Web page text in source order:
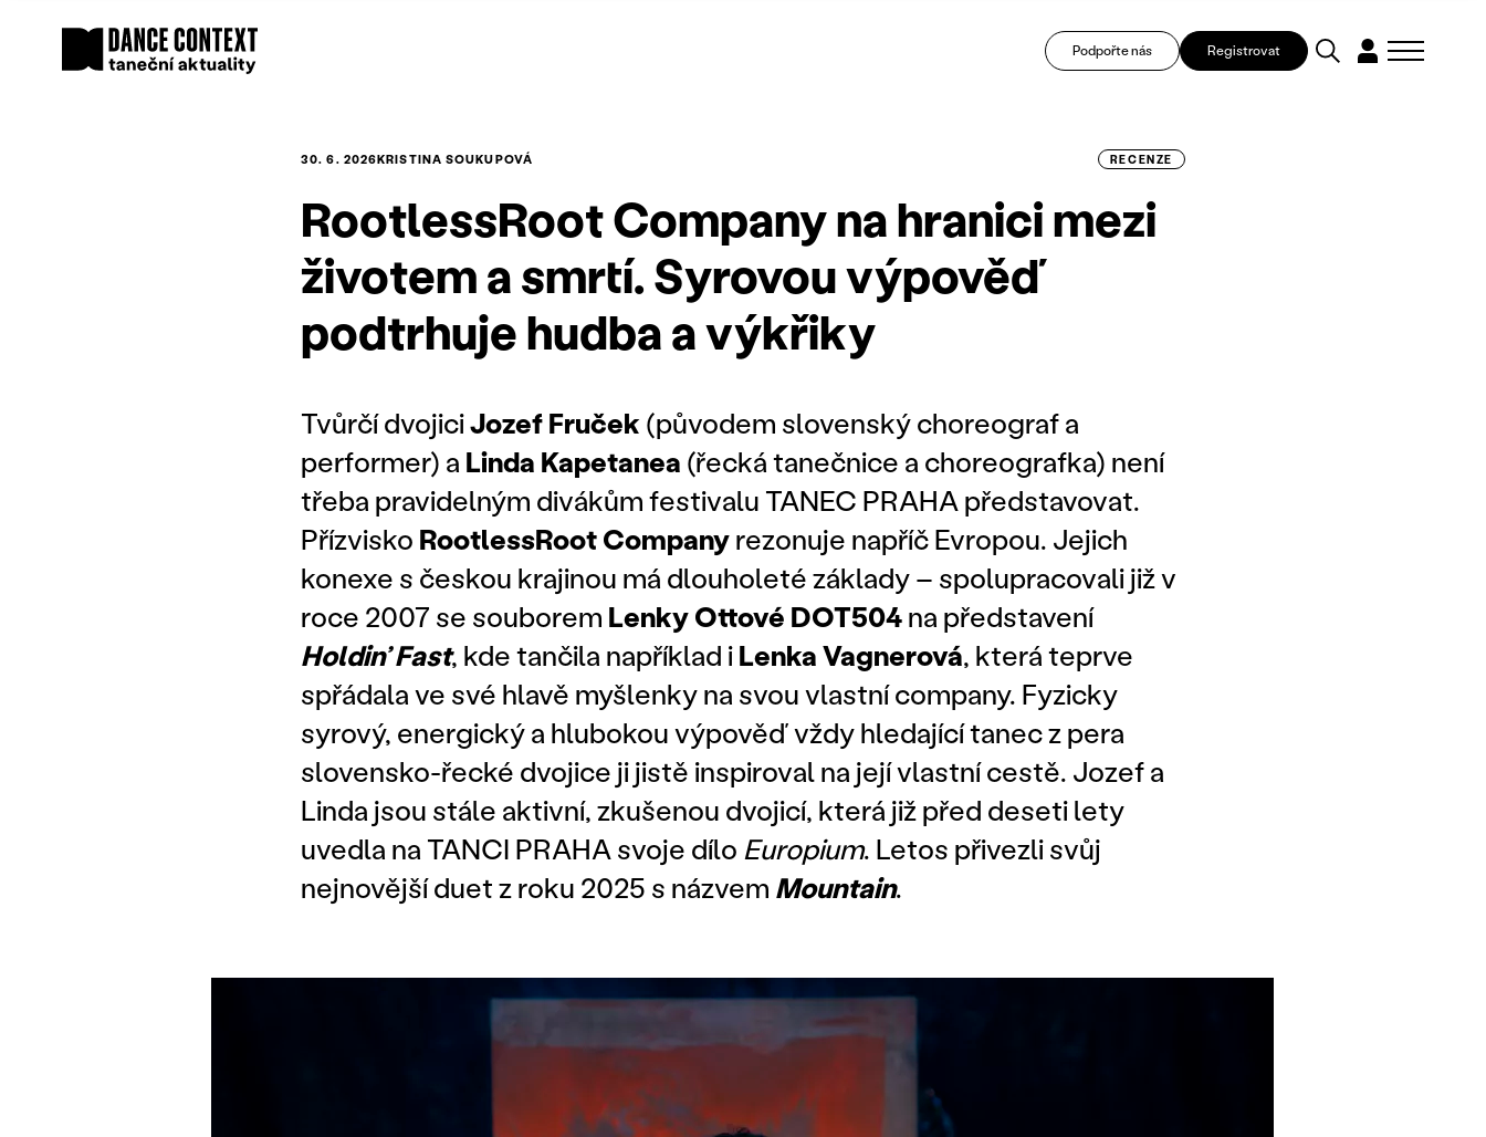
Podpořte nás Registrovat
30. 6. 2026KRISTINA SOUKUPOVÁ RECENZE
RootlessRoot Company na hranici mezi
životem a smrtí. Syrovou výpověď
podtrhuje hudba a výkřiky
Tvůrčí dvojiciJozef Fruček (původem slovenský choreograf a
performer) a Linda Kapetanea (řecká tanečnice a choreografka) není
třeba pravidelným divákům festivalu TANEC PRAHA představovat.
Přízvisko RootlessRoot Companyrezonuje napříč Evropou. Jejich
konexe s českou krajinou má dlouholeté základy – spolupracovali již v
roce 2007 se souborem Lenky Ottové DOT504na představení
Holdin’ Fast, kde tančila například iLenka Vagnerová, která teprve
spřádala ve své hlavě myšlenky na svou vlastní company. Fyzicky
syrový, energický a hlubokou výpověď vždy hledající tanec z pera
slovensko-řecké dvojice ji jistě inspiroval na její vlastní cestě. Jozef a
Linda jsou stále aktivní, zkušenou dvojicí, která již před deseti lety
uvedla na TANCI PRAHA svoje dílo Europium. Letos přivezli svůj
nejnovější duet z roku 2025 s názvem Mountain.